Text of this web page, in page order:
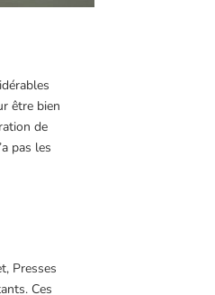
être bien
de
pas les
Presses
Ces